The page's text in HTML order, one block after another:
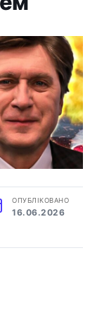
ОПУБЛІКОВАНО
16.06.2026